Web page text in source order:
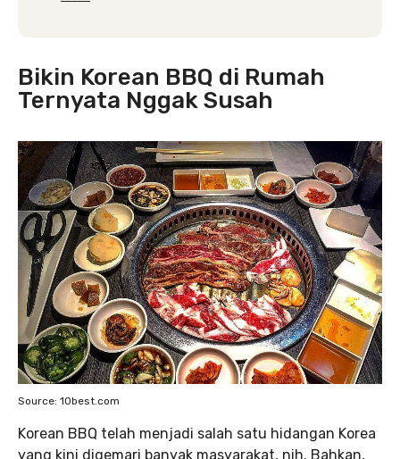
Bikin Korean BBQ di Rumah
Ternyata Nggak Susah
Source: 10best.com
Korean BBQ telah menjadi salah satu hidangan Korea
yang kini digemari banyak masyarakat, nih. Bahkan,